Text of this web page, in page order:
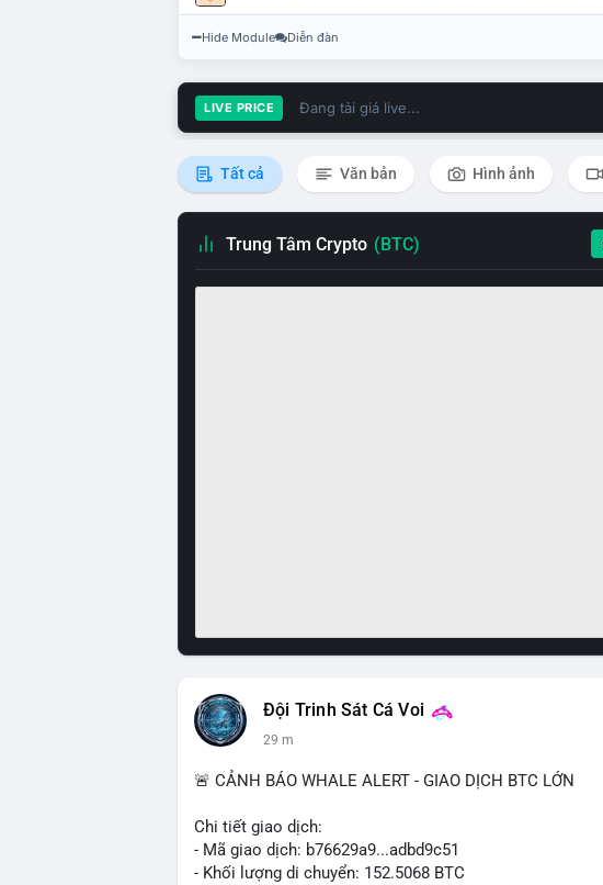
Hide Module Diễn đàn
LIVE PRICE Đang tải giá live...
Tất cả Văn bản Hình ảnh
Trung Tâm Crypto (BTC)
Đội Trinh Sát Cá Voi
29 m
🚨 CẢNH BÁO WHALE ALERT - GIAO DỊCH BTC LỚN
Chi tiết giao dịch:
- Mã giao dịch: b76629a9...adbd9c51
- Khối lượng di chuyển: 152.5068 BTC